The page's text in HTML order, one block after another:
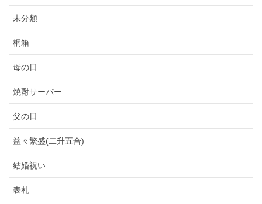
未分類
桐箱
母の日
焼酎サーバー
父の日
益々繁盛(二升五合)
結婚祝い
表札